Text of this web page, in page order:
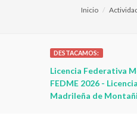
Inicio
DESTACAMOS:
Licencia Federativa
FEDME 2026 -
Madrileña de